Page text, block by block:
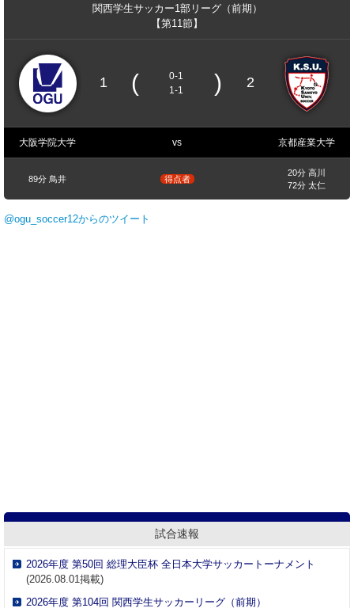
関西学生サッカー1部リーグ（前期）
【第11節】
1 (
0-1
1-1
) 2
大阪学院大学 vs 京都産業大学
89分 鳥井 得点者
20分 高川
72分 太仁
@ogu_soccer12からのツイート
試合速報